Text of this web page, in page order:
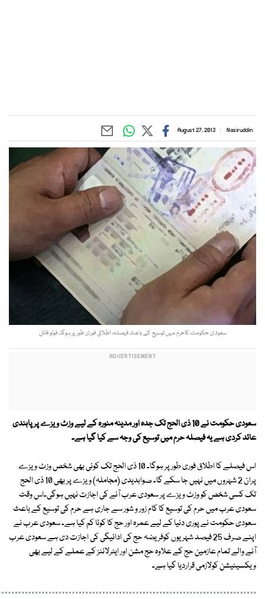
Nasiruddin
August 27, 2013
سعودی حکومت کاحرم میں توسیع کے باعث فیصلہ، اطلاق فوری طور پر ہوگا۔ فوٹو فائل
سعودی حکومت نے 10 ذی الحج تک جدہ اور مدینہ منورہ کے لیے وزٹ ویزے پر پابندی
عائد کردی ہے یہ فیصلہ حرم میں توسیع کی وجہ سے کیا گیا ہے۔
اس فیصلے کا اطلاق فوری طور پر ہوگا۔ 10 ذی الحج تک کوئی بھی شخص وزٹ ویزے
پران 2 شہروں میں نہیں جا سکے گا۔ صوابدیدی (مجاملہ) ویزے پر بھی 10 ذی الحج
تک کسی شخص کو وزٹ ویزے پر سعودی عرب آنے کی اجازت نہیں ہوگی۔اس وقت
سعودی عرب میں حرم کی توسیع کا کام زور و شور سے جاری ہے حرم کی توسیع کے باعث
سعودی حکومت نے پوری دنیا کے لیے عمرہ اور حج کا کوٹا کم کیا ہے۔ سعودی عرب نے
اپنے صرف 25 فیصد شہریوں کوفریضہ حج کی ادائیگی کی اجازت دی ہے سعودی عرب
آنے والے تمام عازمین حج کے علاوہ حج مشن اور ایئرلائنز کے عملے کے لیے بھی
ویکسینیشن کولازمی قراردیا گیا ہے۔